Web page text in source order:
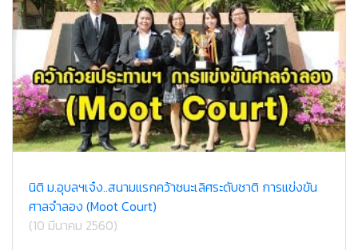
นิติ ม.อุบลฯเจ๋ง..สนามแรกคว้าชนะเลิศระดับชาติ การแข่งขัน
ศาลจำลอง (Moot Court)
(10 มีนาคม 2560)